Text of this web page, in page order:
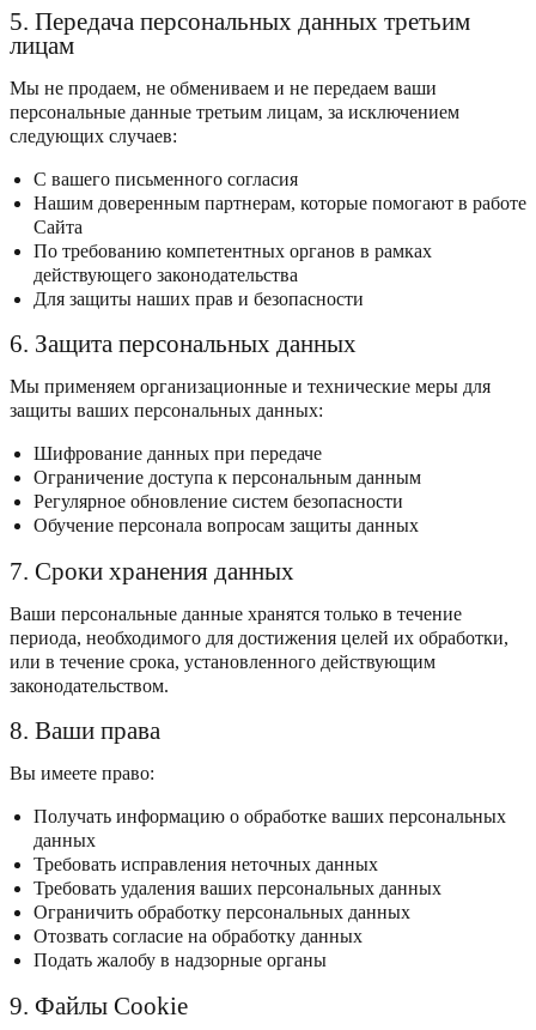
5. Передача персональных данных третьим
лицам
Мы не продаем, не обмениваем и не передаем ваши
персональные данные третьим лицам, за исключением
следующих случаев:
С вашего письменного согласия
Нашим доверенным партнерам, которые помогают в работе
Сайта
По требованию компетентных органов в рамках
действующего законодательства
Для защиты наших прав и безопасности
6. Защита персональных данных
Мы применяем организационные и технические меры для
защиты ваших персональных данных:
Шифрование данных при передаче
Ограничение доступа к персональным данным
Регулярное обновление систем безопасности
Обучение персонала вопросам защиты данных
7. Сроки хранения данных
Ваши персональные данные хранятся только в течение
периода, необходимого для достижения целей их обработки,
или в течение срока, установленного действующим
законодательством.
8. Ваши права
Вы имеете право:
Получать информацию о обработке ваших персональных
данных
Требовать исправления неточных данных
Требовать удаления ваших персональных данных
Ограничить обработку персональных данных
Отозвать согласие на обработку данных
Подать жалобу в надзорные органы
9. Файлы Cookie